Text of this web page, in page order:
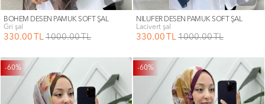
BOHEM DESEN PAMUK SOFT ŞAL
gri şal
330.00 TL 1000.00TL
NİLÜFER DESEN PAMUK SOFT ŞAL
lacivert şal
330.00 TL 1000.00TL
-60% -60%